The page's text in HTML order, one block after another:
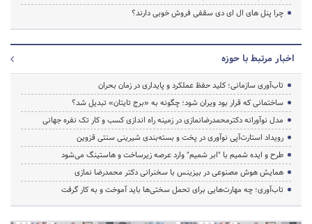
چرا پنل های ال ای دی سقفی فروش خوبی دارند؟
اخبار مرتبط با حوزه
تاب‌آوری سازمانی؛ کلید حفظ عملکرد و پایداری در زمان بحران
ساختمانی که قرار بود ویران شود؛ چگونه به «برج تایتان» تبدیل شد؟
مدل نوآورانه دکترمحمدرضانمازی در زمینه راه اندازی کسب و کار تک نفره جهانی
رویداد استارت‌آپی نوآوری در پخت و بسته‌بندی شیرینی سنتی قزوین
طرح و ایده شمیم با "ابر شمیم" وارد عرصه زیرساخت و هاستینگ می‌شود
همایش هوش مصنوعی در بیزینس با سخنرانی دکتر محمدرضا نمازی
تاب‌آوری؛ چه مهارت‌هایی برای تحمل سختی‌ها باید آموخت و به کار گرفت